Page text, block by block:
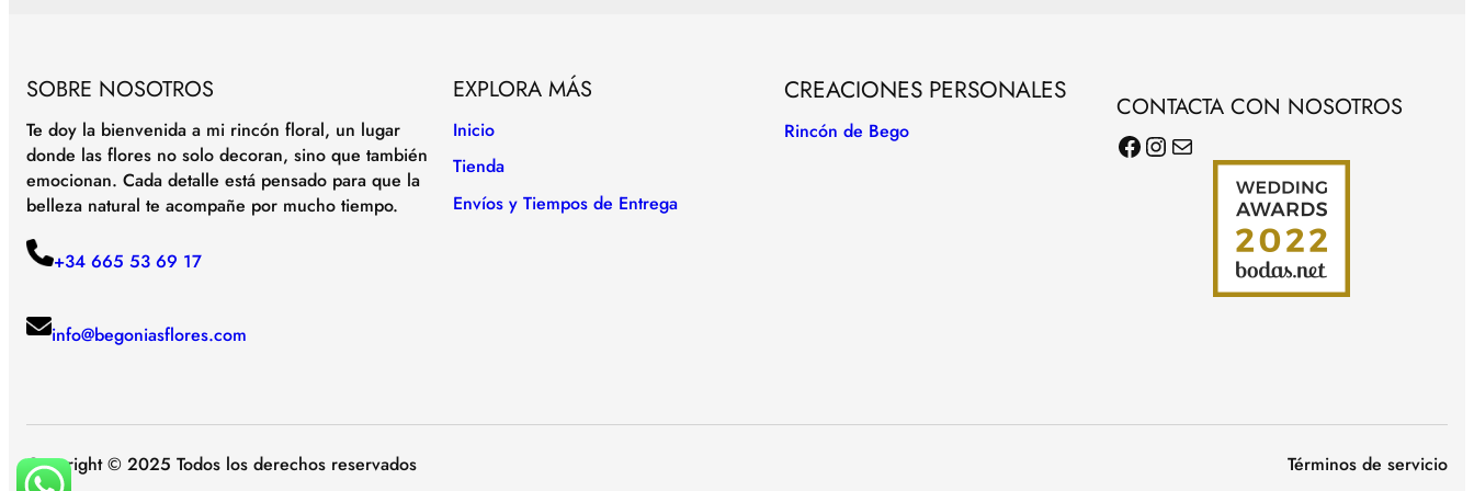
SOBRE NOSOTROS
Te doy la bienvenida a mi rincón floral, un lugar
donde las flores no solo decoran, sino que también
emocionan. Cada detalle está pensado para que la
belleza natural te acompañe por mucho tiempo.
+34 665 53 69 17
info@begoniasflores.com
EXPLORA MÁS
Inicio
Tienda
Envíos y Tiempos de Entrega
CREACIONES PERSONALES
Rincón de Bego
CONTACTA CON NOSOTROS
Facebook Instagram Correo electrónico
Copyright © 2025 Todos los derechos reservados Términos de servicio